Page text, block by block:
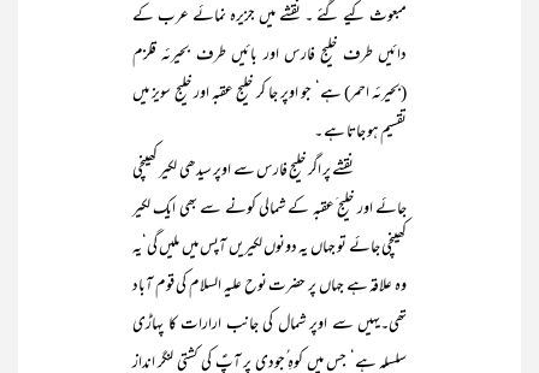
مبعوث کیے گئے ۔ نقشے میں جزیرہ نمائے عرب کے
دائیں طرف خلیج فارس اور بائیں طرف بحیرئہ قلزم
(بحیرئہ احمر) ہے‘ جو اوپر جا کر خلیج عقبہ اور خلیج سویز میں
تقسیم ہو جاتا ہے ۔
نقشے پر اگر خلیج فارس سے اوپر سیدھی لکیر کھینچی
جائے اور خلیج َعقبہ کے شمالی کونے سے بھی ایک لکیر
کھینچی جائے تو جہاں یہ دونوں لکیریں آپس میں ملیں گی‘یہ
وہ علاقہ ہے جہاں پر حضرت نوح علیہ السلام کی قوم آباد
تھی۔یہیں سے اوپر شمال کی جانب ارارات کا پہاڑی
سلسلہ ہے‘ جس میں کوہِ ُجودی پر آپؑ کی کشتی لنگر انداز